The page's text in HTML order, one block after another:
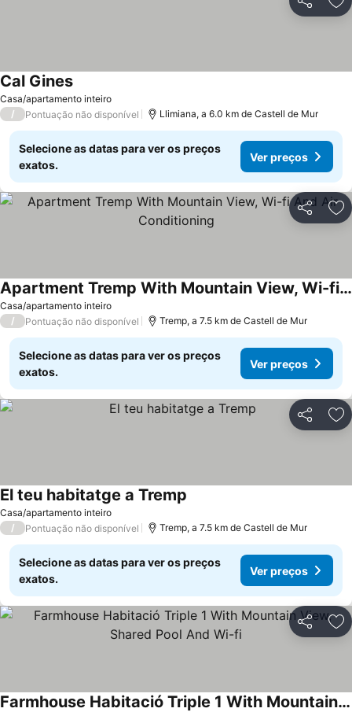
Partilhar
Casa/apartamento inteiro
Cal Gines
/ Pontuação não disponível Llimiana, a 6.0 km de Castell de Mur
Selecione as datas para ver os preços
exatos.
Ver preços
Partilhar
Casa/apartamento inteiro
Apartment Tremp With Mountain View, Wi-fi And Air Conditioning
/ Pontuação não disponível Tremp, a 7.5 km de Castell de Mur
Selecione as datas para ver os preços
exatos.
Ver preços
Partilhar
Casa/apartamento inteiro
El teu habitatge a Tremp
/ Pontuação não disponível Tremp, a 7.5 km de Castell de Mur
Selecione as datas para ver os preços
exatos.
Ver preços
Partilhar
Farmhouse Habitació Triple 1 With Mountain View, Shared Pool And Wi-fi